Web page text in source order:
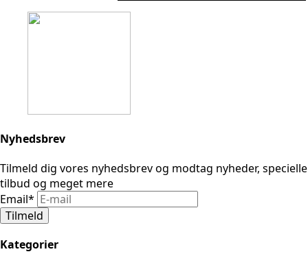
Nyhedsbrev
Tilmeld dig vores nyhedsbrev og modtag nyheder, specielle
tilbud og meget mere
Email*
Tilmeld
Kategorier